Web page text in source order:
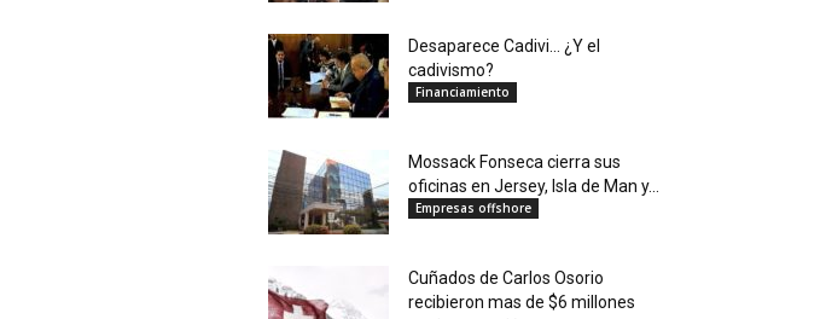
Desaparece Cadivi… ¿Y el
cadivismo?
Financiamiento
Mossack Fonseca cierra sus
oficinas en Jersey, Isla de Man y...
Empresas offshore
Cuñados de Carlos Osorio
recibieron mas de $6 millones